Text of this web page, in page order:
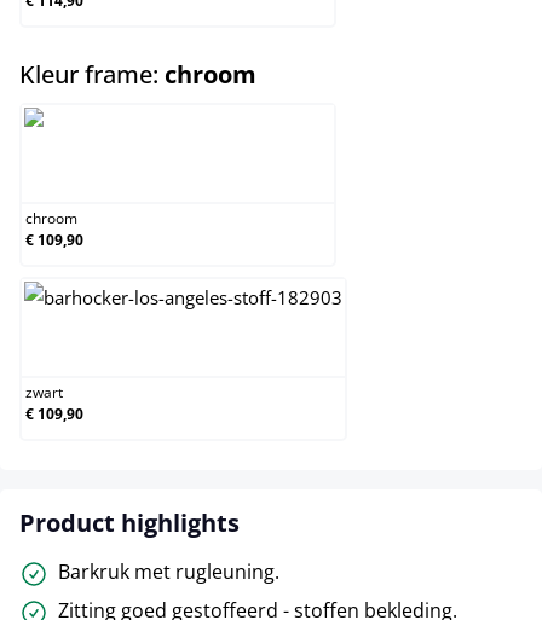
Kleur frame: chroom
chroom
€ 109,90
zwart
€ 109,90
Product highlights
Barkruk met rugleuning.
Zitting goed gestoffeerd - stoffen bekleding.